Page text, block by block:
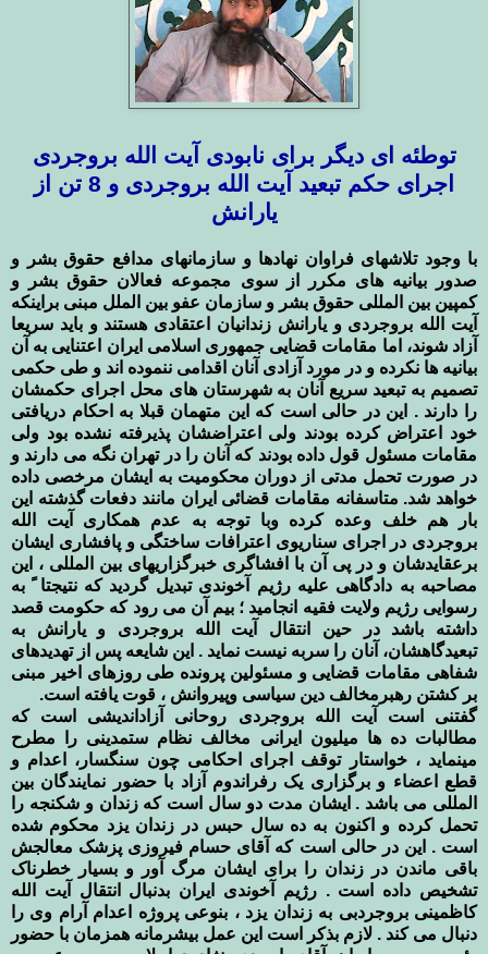
توطئه ای دیگر برای نابودی آیت الله بروجردی
اجرای حکم تبعید آیت الله بروجردی و 8 تن از
یارانش
با وجود تلاشهای فراوان نهادها و سازمانهای مدافع حقوق بشر و
صدور بیانیه های مکرر از سوی مجموعه فعالان حقوق بشر و
کمپین بین المللی حقوق بشر و سازمان عفو بین الملل مبنی براینکه
آیت الله بروجردی و یارانش زندانیان اعتقادی هستند و باید سریعا
آزاد شوند، اما مقامات قضایی جمهوری اسلامی ایران اعتنایی به آن
بیانیه ها نکرده و در مورد آزادی آنان اقدامی ننموده اند و طی حکمی
تصمیم به تبعید سریع آنان به شهرستان های محل اجرای حکمشان
را دارند . این در حالی است که این متهمان قبلا به احکام دریافتی
خود اعتراض کرده بودند ولی اعتراضشان پذیرفته نشده بود ولی
مقامات مسئول قول داده بودند که آنان را در تهران نگه می دارند و
در صورت تحمل مدتی از دوران محکومیت به ایشان مرخصی داده
خواهد شد. متاسفانه مقامات قضائی ایران مانند دفعات گذشته این
بار هم خلف وعده کرده وبا توجه به عدم همکاری آیت الله
بروجردی در اجرای سناریوی اعترافات ساختگی و پافشاری ایشان
برعقایدشان و در پی آن با افشاگری خبرگزاریهای بین المللی ، این
مصاحبه به دادگاهی علیه رژیم آخوندی تبدیل گردید که نتیجتا ً به
رسوایی رژیم ولایت فقیه انجامید ؛ بیم آن می رود که حکومت قصد
داشته باشد در حین انتقال آیت الله بروجردی و یارانش به
تبعیدگاهشان، آنان را سربه نیست نماید . این شایعه پس از تهدیدهای
شفاهی مقامات قضایی و مسئولین پرونده طی روزهای اخیر مبنی
بر کشتن رهبرمخالف دین سیاسی وپیروانش ، قوت یافته است.
گفتنی است آیت الله بروجردی روحانی آزاداندیشی است که
مطالبات ده ها میلیون ایرانی مخالف نظام ستمدینی را مطرح
مینماید ، خواستار توقف اجرای احکامی چون سنگسار، اعدام و
قطع اعضاء و برگزاری یک رفراندوم آزاد با حضور نمایندگان بین
المللی می باشد . ایشان مدت دو سال است که زندان و شکنجه را
تحمل کرده و اکنون به ده سال حبس در زندان یزد محکوم شده
است . این در حالی است که آقای حسام فیروزی پزشک معالجش
باقی ماندن در زندان را برای ایشان مرگ آور و بسیار خطرناک
تشخیص داده است . رژیم آخوندی ایران بدنبال انتقال آیت الله
کاظمینی بروجردبی به زندان یزد ، بنوعی پروژه اعدام آرام وی را
دنبال می کند . لازم بذکر است این عمل بیشرمانه همزمان با حضور